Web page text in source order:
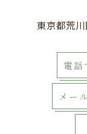
東京都荒
電話
メー